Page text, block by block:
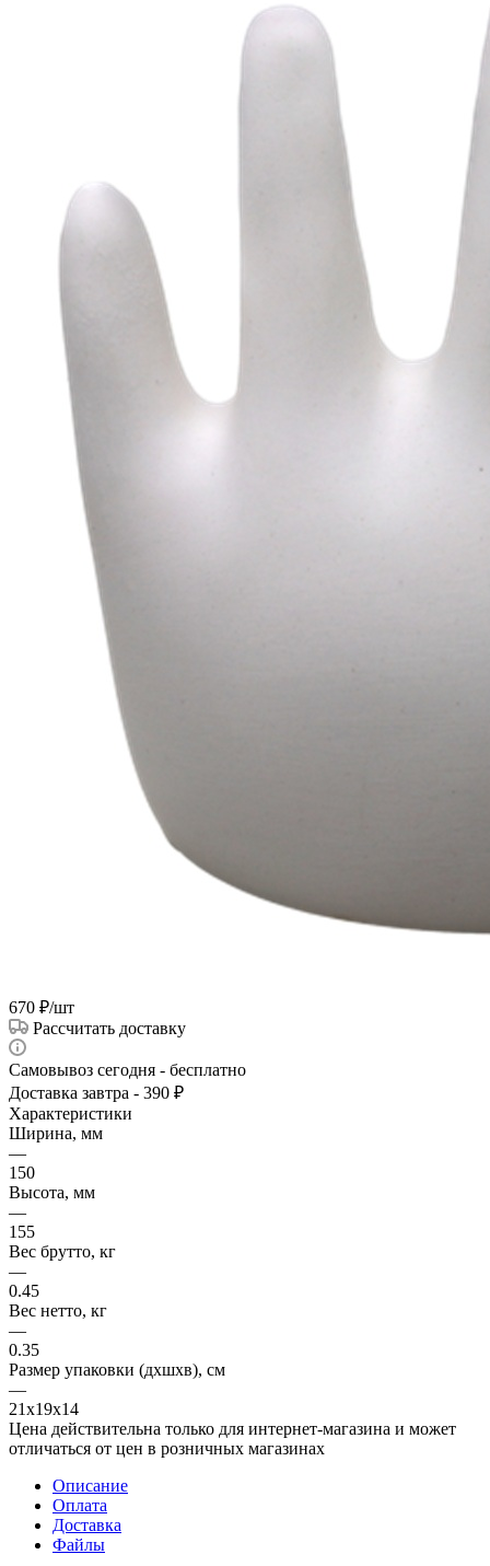
670 ₽/шт
Рассчитать доставку
Самовывоз сегодня - бесплатно
Доставка завтра - 390 ₽
Характеристики
Ширина, мм
—
150
Высота, мм
—
155
Вес брутто, кг
—
0.45
Вес нетто, кг
—
0.35
Размер упаковки (дхшхв), см
—
21х19х14
Цена действительна только для интернет-магазина и может
отличаться от цен в розничных магазинах
Описание
Оплата
Доставка
Файлы